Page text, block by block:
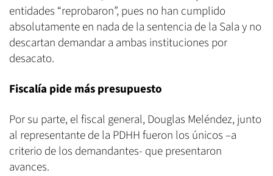
entidades “reprobaron”, pues no han cumplido
absolutamente en nada de la sentencia de la Sala y no
descartan demandar a ambas instituciones por
desacato.
Fiscalía pide más presupuesto
Por su parte, el fiscal general, Douglas Meléndez, junto
al representante de la PDHH fueron los únicos –a
criterio de los demandantes- que presentaron
avances.